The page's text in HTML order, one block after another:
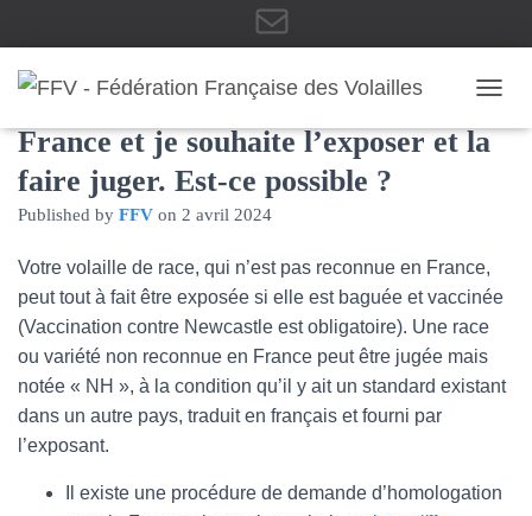
E
-
m
a
i
J’élève une race non reconnue en
France et je souhaite l’exposer et la
faire juger. Est-ce possible ?
Published by FFV on 2 avril 2024
Votre volaille de race, qui n’est pas reconnue en France,
peut tout à fait être exposée si elle est baguée et vaccinée
(Vaccination contre Newcastle est obligatoire). Une race
ou variété non reconnue en France peut être jugée mais
notée « NH », à la condition qu’il y ait un standard existant
dans un autre pays, traduit en français et fourni par
l’exposant.
Il existe une procédure de demande d’homologation